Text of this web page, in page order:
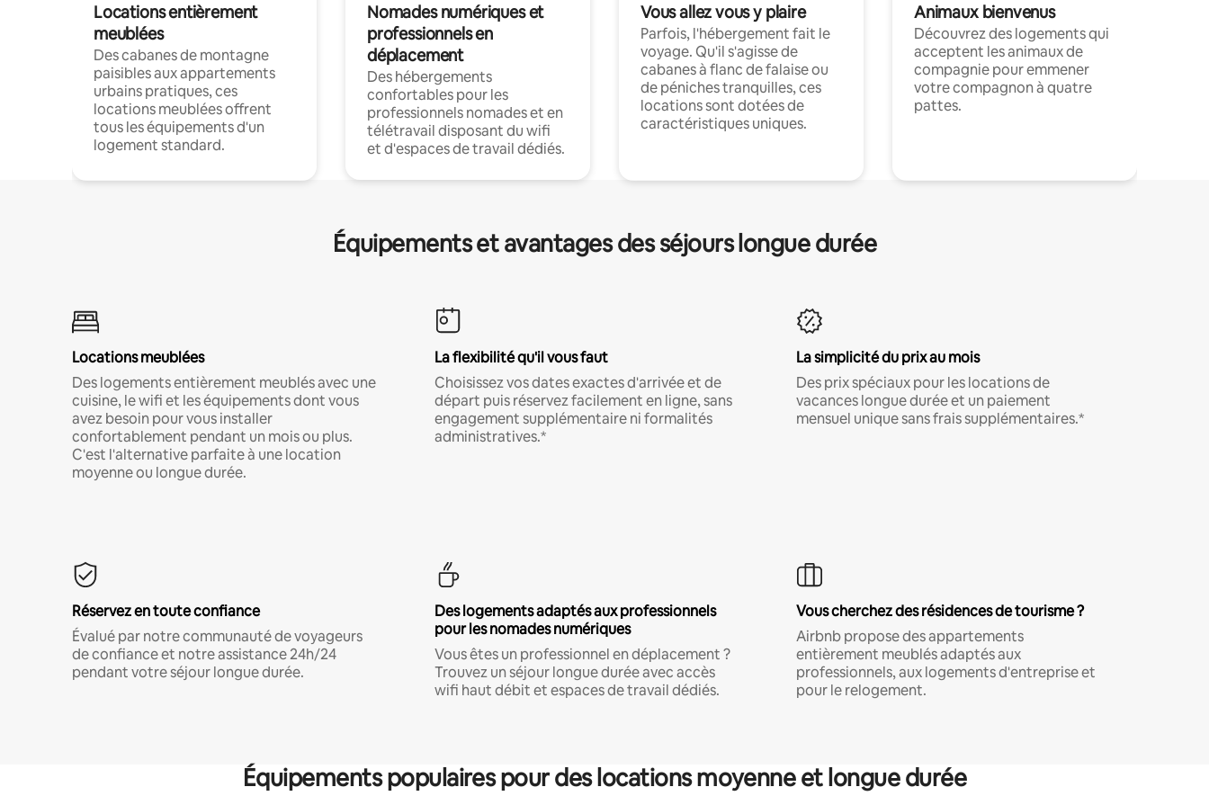
Locations entièrement
meublées
Des cabanes de montagne
paisibles aux appartements
urbains pratiques, ces
locations meublées offrent
tous les équipements d'un
logement standard.
Nomades numériques et
professionnels en
déplacement
Des hébergements
confortables pour les
professionnels nomades et en
télétravail disposant du wifi
et d'espaces de travail dédiés.
Vous allez vous y plaire
Parfois, l'hébergement fait le
voyage. Qu'il s'agisse de
cabanes à flanc de falaise ou
de péniches tranquilles, ces
locations sont dotées de
caractéristiques uniques.
Animaux bienvenus
Découvrez des logements qui
acceptent les animaux de
compagnie pour emmener
votre compagnon à quatre
pattes.
Équipements et avantages des séjours longue durée
Locations meublées
Des logements entièrement meublés avec une
cuisine, le wifi et les équipements dont vous
avez besoin pour vous installer
confortablement pendant un mois ou plus.
C'est l'alternative parfaite à une location
moyenne ou longue durée.
La flexibilité qu'il vous faut
Choisissez vos dates exactes d'arrivée et de
départ puis réservez facilement en ligne, sans
engagement supplémentaire ni formalités
administratives.*
La simplicité du prix au mois
Des prix spéciaux pour les locations de
vacances longue durée et un paiement
mensuel unique sans frais supplémentaires.*
Réservez en toute confiance
Évalué par notre communauté de voyageurs
de confiance et notre assistance 24h/24
pendant votre séjour longue durée.
Des logements adaptés aux professionnels
pour les nomades numériques
Vous êtes un professionnel en déplacement ?
Trouvez un séjour longue durée avec accès
wifi haut débit et espaces de travail dédiés.
Vous cherchez des résidences de tourisme ?
Airbnb propose des appartements
entièrement meublés adaptés aux
professionnels, aux logements d'entreprise et
pour le relogement.
Équipements populaires pour des locations moyenne et longue durée